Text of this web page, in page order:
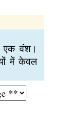
एक वंश।
में केवल